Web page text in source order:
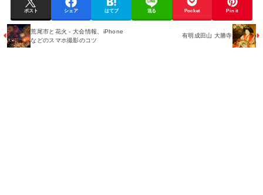
ポスト シェア はてブ 送る Pocket Pin it
荒尾市と花火 - 大会情報、iPhone
などのスマホ撮影のコツ
有明成田山 大勝寺